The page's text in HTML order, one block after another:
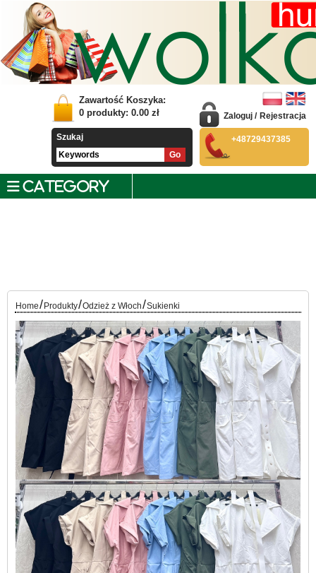
Zawartość Koszyka:
0 produkty: 0.00 zł
Szukaj
Zaloguj / Rejestracja
+48729437385
CATEGORY
Home/ Produkty/Odzież z Włoch/Sukienki